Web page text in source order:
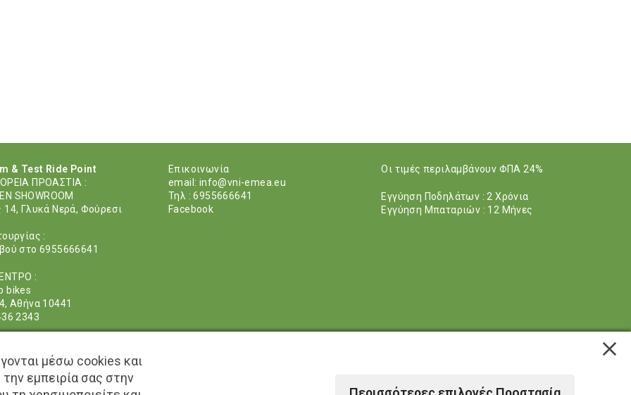
& Test Ride Point
ΠΡΟΑΣΤΙΑ :
SHOWROOM
14, Γλυκά Νερά, Φούρεσι
:
στο 6955666641
:
bikes
Aθήνα 10441
2343
Mιχάλης
51, Ηράκλειο
Eπικοινωνία
email: info@vni-emea.eu
Τηλ : 6955666641
Facebook
Οι τιμές περιλαμβάνουν ΦΠΑ 24%
Εγγύηση Ποδηλάτων : 2 Χρόνια
Εγγύηση Μπαταριών : 12 Μήνες
μέσω cookies και
εμπειρία σας στην